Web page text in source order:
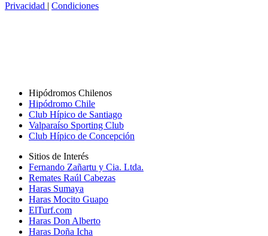
Privacidad | Condiciones
Hipódromos Chilenos
Hipódromo Chile
Club Hípico de Santiago
Valparaíso Sporting Club
Club Hípico de Concepción
Sitios de Interés
Fernando Zañartu y Cia. Ltda.
Remates Raúl Cabezas
Haras Sumaya
Haras Mocito Guapo
ElTurf.com
Haras Don Alberto
Haras Doña Icha